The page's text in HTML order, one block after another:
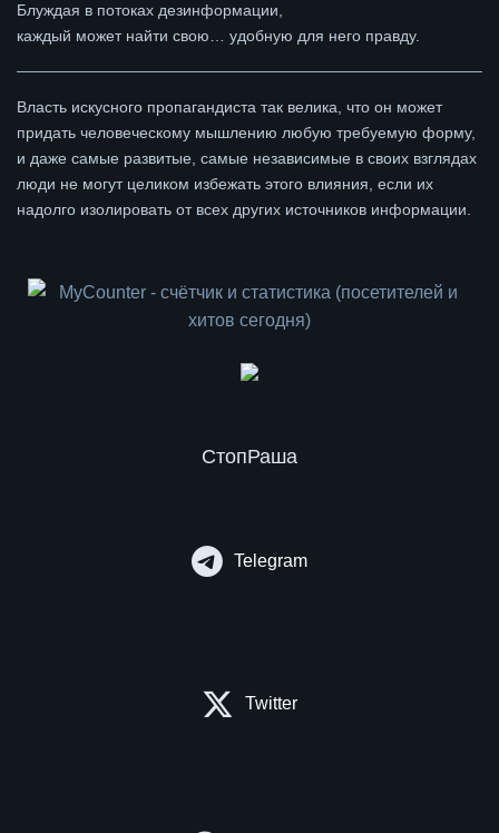
Блуждая в потоках дезинформации,
каждый может найти свою… удобную для него правду.
Власть искусного пропагандиста так велика, что он может
придать человеческому мышлению любую требуемую форму,
и даже самые развитые, самые независимые в своих взглядах
люди не могут целиком избежать этого влияния, если их
надолго изолировать от всех других источников информации.
СтопРаша
Telegram
Twitter